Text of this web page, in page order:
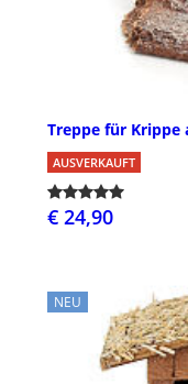
Treppe für Krippe
AUSVERKAUFT
€ 24,90
NEU